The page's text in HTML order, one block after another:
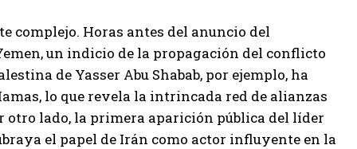
complejo. Horas antes del anuncio del
un indicio de la propagación del conflicto
de Yasser Abu Shabab, por ejemplo, ha
lo que revela la intrincada red de alianzas
lado, la primera aparición pública del líder
el papel de Irán como actor influyente en la